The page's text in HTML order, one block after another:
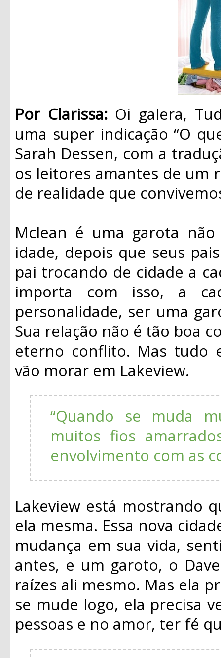
Por Clarissa:Oi galera,
uma super indicação “O
Sarah Dessen, com a
os leitores amantes de um
de realidade que
Mclean é uma garota
idade, depois que seus
pai trocando de cidade a
importa com isso, a
personalidade, ser uma
Sua relação não é tão boa
eterno conflito. Mas tudo
vão morar em Lakeview.
“Quando se muda
muitos fios
envolvimento com as
Lakeview está mostrando
ela mesma. Essa nova
mudança em sua vida,
antes, e um garoto, o
raízes ali mesmo. Mas ela
se mude logo, ela precisa
pessoas e no amor, ter fé